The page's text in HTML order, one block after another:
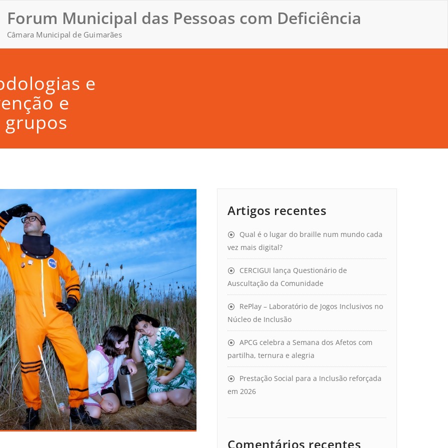
Forum Municipal das Pessoas com Deficiência
Câmara Municipal de Guimarães
e
e
Artigos recentes
Qual é o lugar do braille num mundo cada
vez mais digital?
CERCIGUI lança Questionário de
Auscultação da Comunidade
RePlay – Laboratório de Jogos Inclusivos no
Núcleo de Inclusão
APCG celebra a Semana dos Afetos com
partilha, ternura e alegria
Prestação Social para a Inclusão reforçada
em 2026
Comentários recentes